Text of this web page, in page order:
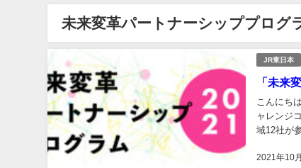
未来変革パートナーシッププログ
JR東日本
「未来
2021年10
こんにち
ャレンジ
域12社が